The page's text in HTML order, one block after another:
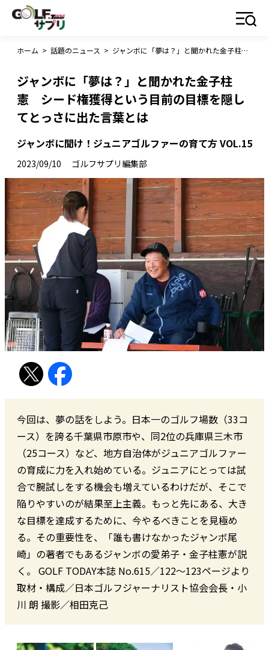
ホーム > 話題のニュース > ジャンボに「夢は？」と聞かれた金子柱憲 シード権獲得という目前の目標を隠してとっさに出た言葉とは
ジャンボに「夢は？」と聞かれた金子柱
憲 シード権獲得という目前の目標を隠し
てとっさに出た言葉とは
ジャンボに聞け！ジュニアゴルファーの育て方 VOL.15
2023/09/10 ゴルフサプリ編集部
今回は、夢の話をしよう。日本一のゴルフ場数（33コ
ース）を誇る千葉県市原市や、同2位の兵庫県三木市
（25コース）など、地方自治体がジュニアゴルファー
の育成に力を入れ始めている。ジュニアにとっては試
合で腕試しをする機会も増えているわけだが、そこで
陥りやすいのが結果至上主義。もっと先にある、大き
な目標を達成するために、今やるべきことを見極め
る。その重要性を、「誰も書けなかったジャンボ尾
崎」の著者でもあるジャンボの愛弟子・金子柱憲が説
く。 GOLF TODAY本誌 No.615／122〜123ページより
取材・構成／日本ゴルフジャーナリスト協会会長・小
川 朗 撮影／相田克己